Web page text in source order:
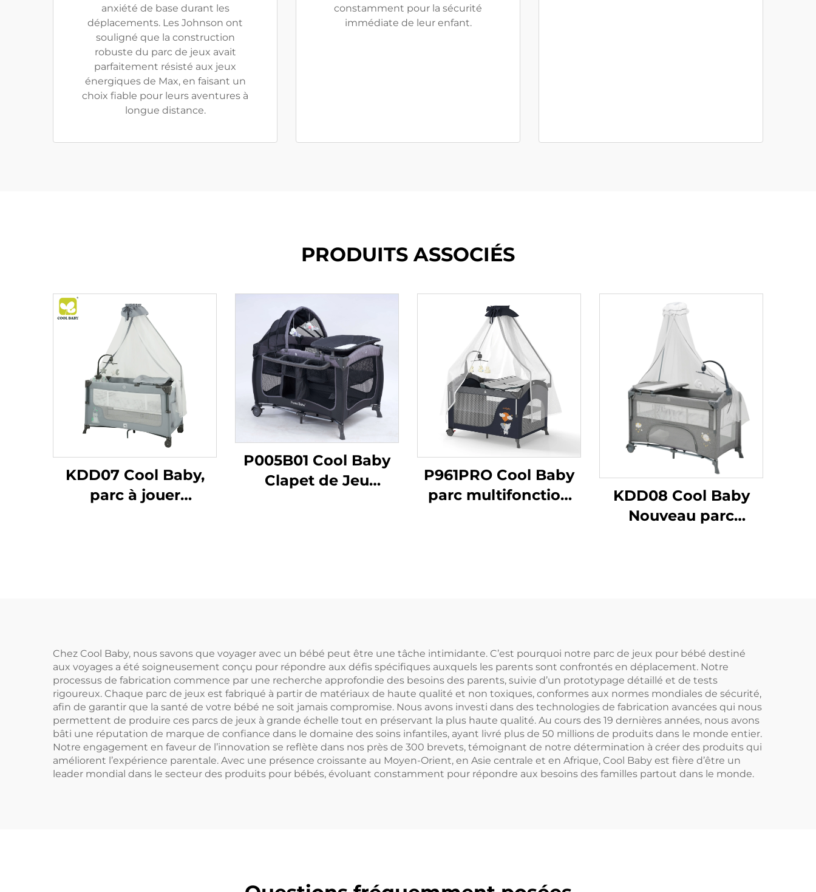
anxiété de base durant les
déplacements. Les Johnson ont
souligné que la construction
robuste du parc de jeux avait
parfaitement résisté aux jeux
énergiques de Max, en faisant un
choix fiable pour leurs aventures à
longue distance.
constamment pour la sécurité
immédiate de leur enfant.
PRODUITS ASSOCIÉS
KDD07 Cool Baby,
parc à jouer
P005B01 Cool Baby
Clapet de Jeu
P961PRO Cool Baby
parc multifonction
KDD08 Cool Baby
Nouveau parc
Chez Cool Baby, nous savons que voyager avec un bébé peut être une tâche intimidante. C’est pourquoi notre parc de jeux pour bébé destiné
aux voyages a été soigneusement conçu pour répondre aux défis spécifiques auxquels les parents sont confrontés en déplacement. Notre
processus de fabrication commence par une recherche approfondie des besoins des parents, suivie d’un prototypage détaillé et de tests
rigoureux. Chaque parc de jeux est fabriqué à partir de matériaux de haute qualité et non toxiques, conformes aux normes mondiales de sécurité,
afin de garantir que la santé de votre bébé ne soit jamais compromise. Nous avons investi dans des technologies de fabrication avancées qui nous
permettent de produire ces parcs de jeux à grande échelle tout en préservant la plus haute qualité. Au cours des 19 dernières années, nous avons
bâti une réputation de marque de confiance dans le domaine des soins infantiles, ayant livré plus de 50 millions de produits dans le monde entier.
Notre engagement en faveur de l’innovation se reflète dans nos près de 300 brevets, témoignant de notre détermination à créer des produits qui
améliorent l’expérience parentale. Avec une présence croissante au Moyen-Orient, en Asie centrale et en Afrique, Cool Baby est fière d’être un
leader mondial dans le secteur des produits pour bébés, évoluant constamment pour répondre aux besoins des familles partout dans le monde.